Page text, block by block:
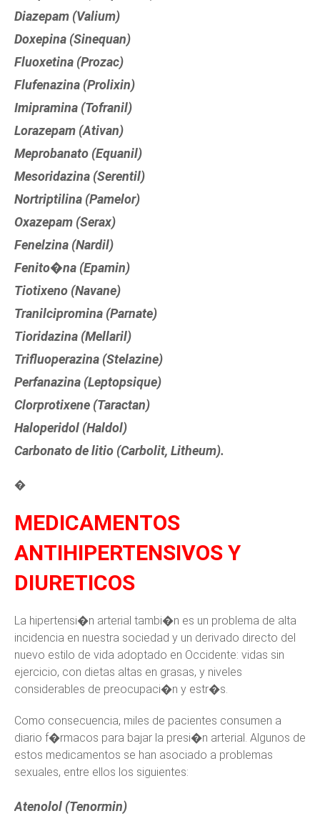
Diazepam (Valium)
Doxepina (Sinequan)
Fluoxetina (Prozac)
Flufenazina (Prolixin)
Imipramina (Tofranil)
Lorazepam (Ativan)
Meprobanato (Equanil)
Mesoridazina (Serentil)
Nortriptilina (Pamelor)
Oxazepam (Serax)
Fenelzina (Nardil)
Fenito�na (Epamin)
Tiotixeno (Navane)
Tranilcipromina (Parnate)
Tioridazina (Mellaril)
Trifluoperazina (Stelazine)
Perfanazina (Leptopsique)
Clorprotixene (Taractan)
Haloperidol (Haldol)
Carbonato de litio (Carbolit, Litheum).
�
MEDICAMENTOS
ANTIHIPERTENSIVOS Y
DIURETICOS
La hipertensi�n arterial tambi�n es un problema de alta
incidencia en nuestra sociedad y un derivado directo del
nuevo estilo de vida adoptado en Occidente: vidas sin
ejercicio, con dietas altas en grasas, y niveles
considerables de preocupaci�n y estr�s.
Como consecuencia, miles de pacientes consumen a
diario f�rmacos para bajar la presi�n arterial. Algunos de
estos medicamentos se han asociado a problemas
sexuales, entre ellos los siguientes:
Atenolol (Tenormin)